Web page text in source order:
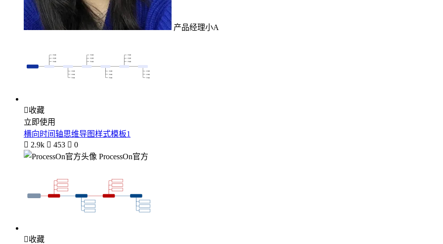
产品经理小A
收藏
立即使用
横向时间轴思维导图样式模板1
 2.9k  453  0
ProcessOn官方
收藏